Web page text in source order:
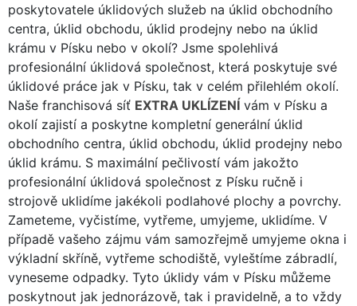
poskytovatele úklidových služeb na úklid obchodního
centra, úklid obchodu, úklid prodejny nebo na úklid
krámu v Písku nebo v okolí? Jsme spolehlivá
profesionální úklidová společnost, která poskytuje své
úklidové práce jak v Písku, tak v celém přilehlém okolí.
Naše franchisová síť EXTRA UKLÍZENÍ vám v Písku a
okolí zajistí a poskytne kompletní generální úklid
obchodního centra, úklid obchodu, úklid prodejny nebo
úklid krámu. S maximální pečlivostí vám jakožto
profesionální úklidová společnost z Písku ručně i
strojově uklidíme jakékoli podlahové plochy a povrchy.
Zameteme, vyčistíme, vytřeme, umyjeme, uklidíme. V
případě vašeho zájmu vám samozřejmě umyjeme okna i
výkladní skříně, vytřeme schodiště, vyleštíme zábradlí,
vyneseme odpadky. Tyto úklidy vám v Písku můžeme
poskytnout jak jednorázově, tak i pravidelně, a to vždy